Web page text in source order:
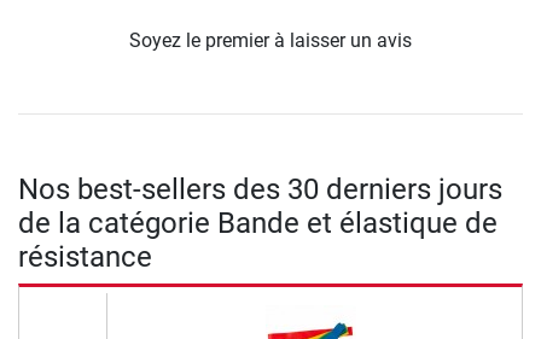
Soyez le premier à laisser un avis
Nos best-sellers des 30 derniers jours
de la catégorie Bande et élastique de
résistance